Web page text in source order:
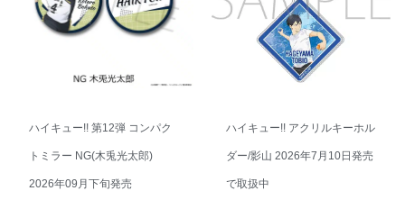
ハイキュー!! 第12弾 コンパク
トミラー NG(木兎光太郎)
2026年09月下旬発売
ハイキュー!! アクリルキーホル
ダー/影山 2026年7月10日発売
で取扱中